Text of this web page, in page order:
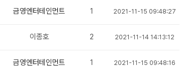
금영엔터테인먼트 1 2021-11-15 09:48:27
이종호 2 2021-11-14 14:13:12
금영엔터테인먼트 1 2021-11-15 09:48:16